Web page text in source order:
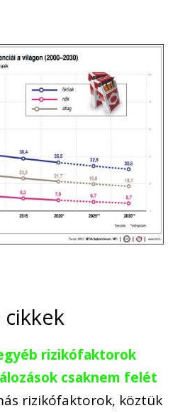
rizikófaktorok
csaknem felét
rizikófaktorok, köztük